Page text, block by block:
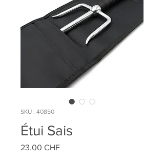
SKU : 40850
Étui Sais
23.00 CHFPrix